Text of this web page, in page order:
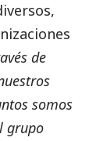
de
somos
grupo